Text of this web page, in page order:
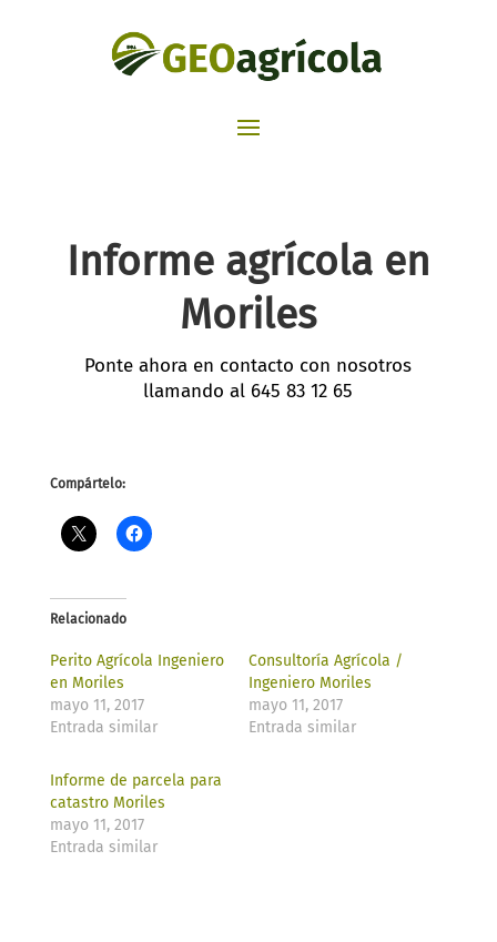
Informe agrícola en
Moriles
Ponte ahora en contacto con nosotros
llamando al 645 83 12 65
Compártelo:
Relacionado
Perito Agrícola Ingeniero
en Moriles
mayo 11, 2017
Entrada similar
Consultoría Agrícola /
Ingeniero Moriles
mayo 11, 2017
Entrada similar
Informe de parcela para
catastro Moriles
mayo 11, 2017
Entrada similar